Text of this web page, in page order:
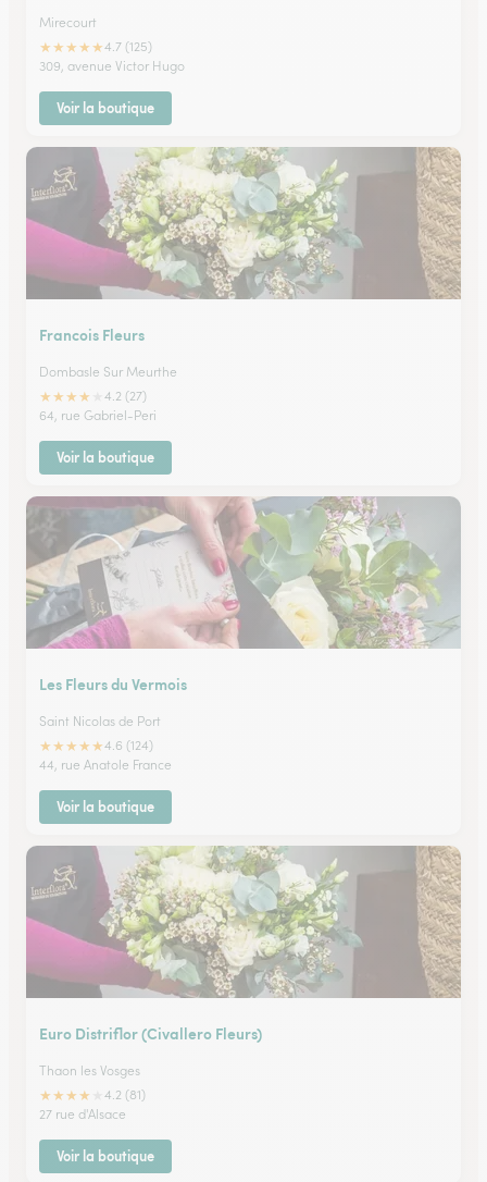
Mirecourt
★★★★★4.7 (125)
309, avenue Victor Hugo
Voir la boutique
Francois Fleurs
Dombasle Sur Meurthe
★★★★
4.2 (27)
64, rue Gabriel-Peri
Voir la boutique
Les Fleurs du Vermois
Saint Nicolas de Port
★★★★★4.6 (124)
44, rue Anatole France
Voir la boutique
Euro Distriflor (Civallero Fleurs)
Thaon les Vosges
★★★★
4.2 (81)
27 rue d'Alsace
Voir la boutique